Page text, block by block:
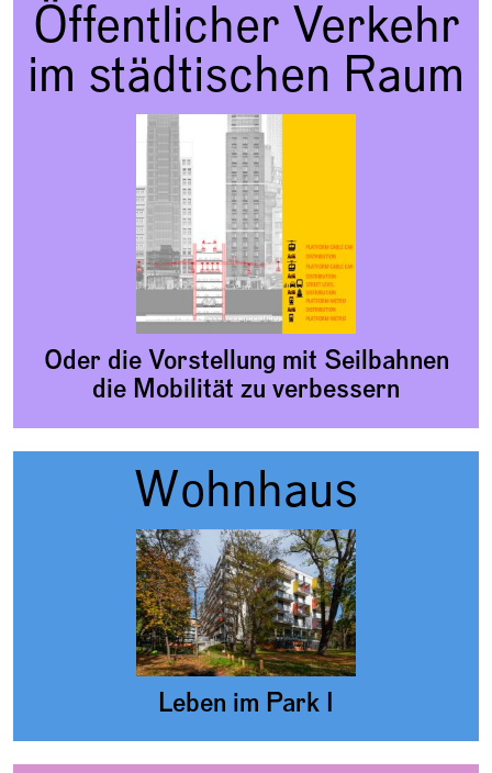
Öffentlicher Verkehr
im städtischen Raum
Oder die Vorstellung mit Seilbahnen
die Mobilität zu verbessern
Wohnhaus
Leben im Park I